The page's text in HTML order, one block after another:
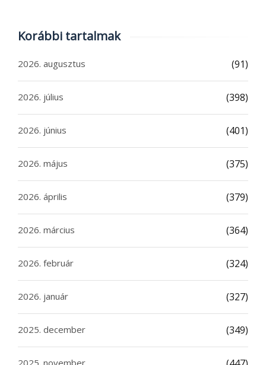
Korábbi tartalmak
2026. augusztus (91)
2026. július (398)
2026. június (401)
2026. május (375)
2026. április (379)
2026. március (364)
2026. február (324)
2026. január (327)
2025. december (349)
2025. november